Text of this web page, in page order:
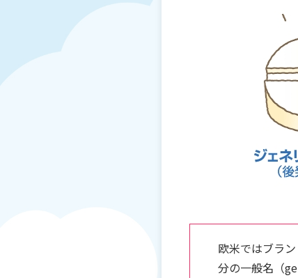
お肌の健康
欧米ではブラ
分の一般名（